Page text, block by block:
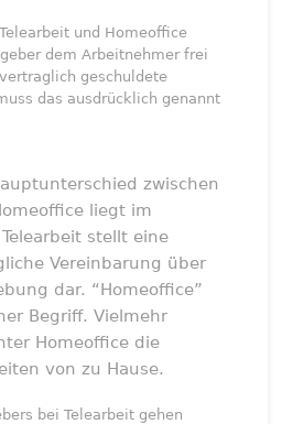
und Homeoffice
dem Arbeitnehmer frei
geschuldete
das ausdrücklich genannt
zwischen
liegt im
stellt eine
Vereinbarung über
dar. “Homeoffice”
Begriff. Vielmehr
Homeoffice die
von zu Hause.
bei Telearbeit gehen